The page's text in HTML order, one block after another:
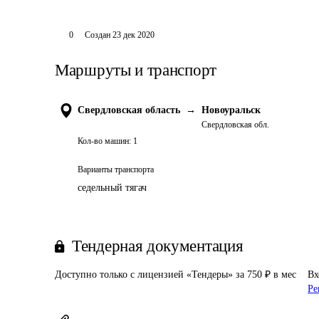
0 Создан 23 дек 2020
Маршруты и транспорт
Свердловская область → Новоуральск
Свердловская обл.
Кол-во машин: 1
Варианты транспорта
седельный тягач
Тендерная документация
Доступно только с лицензией «Тендеры» за 750 ₽ в мес